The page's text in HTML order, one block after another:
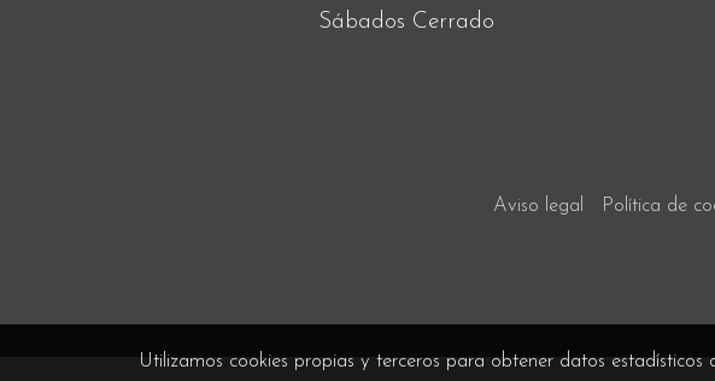
Sábados Cerrado
Aviso legal Política de
Utilizamos cookies propias y terceros para obtener datos estadísticos